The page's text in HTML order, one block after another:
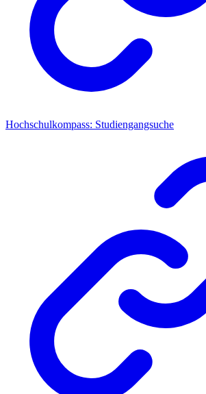
Hochschulkompass: Studiengangsuche